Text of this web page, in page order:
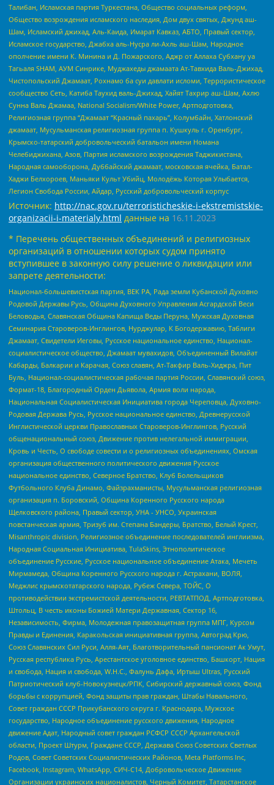
Талибан, Исламская партия Туркестана, Общество социальных реформ,
Общество возрождения исламского наследия, Дом двух святых, Джунд аш-
Шам, Исламский джихад, Аль-Каида, Имарат Кавказ, АБТО, Правый сектор,
Исламское государство, Джабха аль-Нусра ли-Ахль аш-Шам, Народное
ополчение имени К. Минина и Д. Пожарского, Аджр от Аллаха Субхану уа
Тагьаля SHAM, АУМ Синрике, Муджахеды джамаата Ат-Тавхида Валь-Джихад,
Чистопольский Джамаат, Рохнамо ба суи давлати исломи, Террористическое
сообщество Сеть, Катиба Таухид валь-Джихад, Хайят Тахрир аш-Шам, Ахлю
Сунна Валь Джамаа, National Socialism/White Power, Артподготовка,
Религиозная группа “Джамаат “Красный пахарь”, Колумбайн, Хатлонский
джамаат, Мусульманская религиозная группа п. Кушкуль г. Оренбург,
Крымско-татарский добровольческий батальон имени Номана
Челебиджихана, Азов, Партия исламского возрождения Таджикистана,
Народная самооборона, Дуббайский джамаат, московская ячейка, Батал-
Хаджи Белхороев, Маньяки Культ Убийц, Молодёжь Которая Улыбается,
Легион Свобода России, Айдар, Русский добровольческий корпус
Источник: http://nac.gov.ru/terroristicheskie-i-ekstremistskie-
organizacii-i-materialy.html данные на 16.11.2023
* Перечень общественных объединений и религиозных
организаций в отношении которых судом принято
вступившее в законную силу решение о ликвидации или
запрете деятельности:
Национал-большевистская партия, ВЕК РА, Рада земли Кубанской Духовно
Родовой Державы Русь, Община Духовного Управления Асгардской Веси
Беловодья, Славянская Община Капища Веды Перуна, Мужская Духовная
Семинария Староверов-Инглингов, Нурджулар, К Богодержавию, Таблиги
Джамаат, Свидетели Иеговы, Русское национальное единство, Национал-
социалистическое общество, Джамаат мувахидов, Объединенный Вилайат
Кабарды, Балкарии и Карачая, Союз славян, Ат-Такфир Валь-Хиджра, Пит
Буль, Национал-социалистическая рабочая партия России, Славянский союз,
Формат-18, Благородный Орден Дьявола, Армия воли народа,
Национальная Социалистическая Инициатива города Череповца, Духовно-
Родовая Держава Русь, Русское национальное единство, Древнерусской
Инглистической церкви Православных Староверов-Инглингов, Русский
общенациональный союз, Движение против нелегальной иммиграции,
Кровь и Честь, О свободе совести и о религиозных объединениях, Омская
организация общественного политического движения Русское
национальное единство, Северное Братство, Клуб Болельщиков
Футбольного Клуба Динамо, Файзрахманисты, Мусульманская религиозная
организация п. Боровский, Община Коренного Русского народа
Щелковского района, Правый сектор, УНА - УНСО, Украинская
повстанческая армия, Тризуб им. Степана Бандеры, Братство, Белый Крест,
Misanthropic division, Религиозное объединение последователей инглиизма,
Народная Социальная Инициатива, TulaSkins, Этнополитическое
объединение Русские, Русское национальное объединение Атака, Мечеть
Мирмамеда, Община Коренного Русского народа г. Астрахани, ВОЛЯ,
Меджлис крымскотатарского народа, Рубеж Севера, ТОЙС, О
противодействии экстремистской деятельности, РЕВТАТПОД, Артподготовка,
Штольц, В честь иконы Божией Матери Державная, Сектор 16,
Независимость, Фирма, Молодежная правозащитная группа МПГ, Курсом
Правды и Единения, Каракольская инициативная группа, Автоград Крю,
Союз Славянских Сил Руси, Алля-Аят, Благотворительный пансионат Ак Умут,
Русская республика Русь, Арестантское уголовное единство, Башкорт, Нация
и свобода, Нация и свобода, W.H.С., Фалунь Дафа, Иртыш Ultras, Русский
Патриотический клуб-Новокузнецк/РПК, Сибирский державный союз, Фонд
борьбы с коррупцией, Фонд защиты прав граждан, Штабы Навального,
Совет граждан СССР Прикубанского округа г. Краснодара, Мужское
государство, Народное объединение русского движения, Народное
движение Адат, Народный совет граждан РСФСР СССР Архангельской
области, Проект Штурм, Граждане СССР, Держава Союз Советских Светлых
Родов, Совет Советских Социалистических Районов, Meta Platforms Inc,
Facebook, Instagram, WhatsApp, СИЧ-С14, Добровольческое Движение
Организации украинских националистов, Черный Комитет, Татарстанское